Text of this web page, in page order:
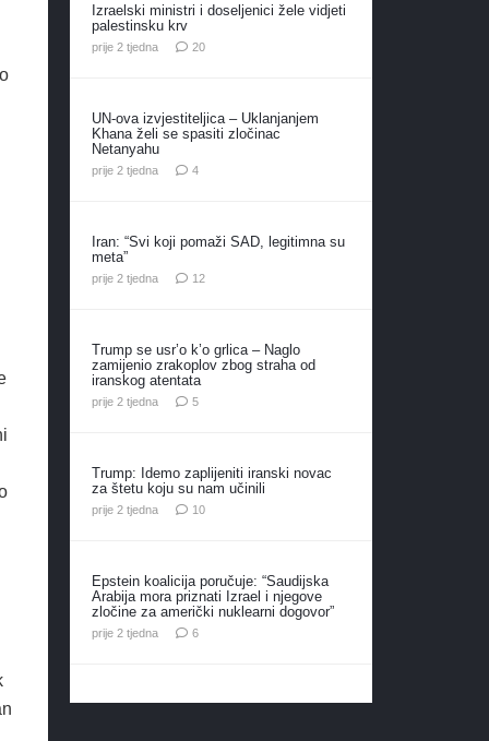
Izraelski ministri i doseljenici žele vidjeti
palestinsku krv
prije 2 tjedna 20komentara
UN-ova izvjestiteljica – Uklanjanjem
Khana želi se spasiti zločinac
Netanyahu
prije 2 tjedna 4komentara
Iran: “Svi koji pomaži SAD, legitimna su
meta”
prije 2 tjedna 12komentara
Trump se usr’o k’o grlica – Naglo
zamijenio zrakoplov zbog straha od
iranskog atentata
prije 2 tjedna 5komentara
Trump: Idemo zaplijeniti iranski novac
za štetu koju su nam učinili
prije 2 tjedna 10komentara
Epstein koalicija poručuje: “Saudijska
Arabija mora priznati Izrael i njegove
zločine za američki nuklearni dogovor”
prije 2 tjedna 6komentara